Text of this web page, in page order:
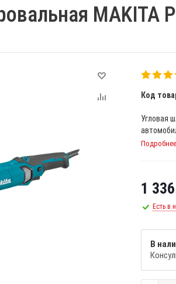
MAKITA
Код
Угловая
Подробнее
1
Есть в
В